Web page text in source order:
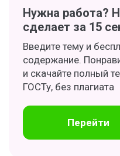
Нужна работа?
сделает за 15
Введите тему и
содержание.
и скачайте полный
ГОСТу, без плагиата
Перейти